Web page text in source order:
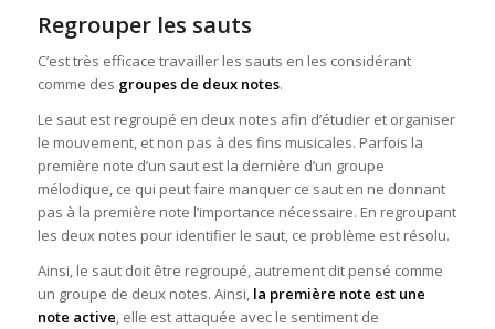
Regrouper les sauts
C’est très efficace travailler les sauts en les considérant
comme des groupes de deux notes.
Le saut est regroupé en deux notes afin d’étudier et organiser
le mouvement, et non pas à des fins musicales. Parfois la
première note d’un saut est la dernière d’un groupe
mélodique, ce qui peut faire manquer ce saut en ne donnant
pas à la première note l’importance nécessaire. En regroupant
les deux notes pour identifier le saut, ce problème est résolu.
Ainsi, le saut doit être regroupé, autrement dit pensé comme
un groupe de deux notes. Ainsi, la première note est une
note active, elle est attaquée avec le sentiment de